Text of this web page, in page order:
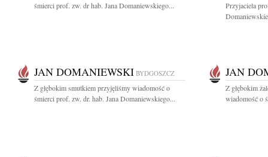
śmierci prof. zw. dr hab. Jana Domaniewskiego...
Przyjaciela
JAN DOMANIEWSKI BYDGOSZCZ
Z głębokim smutkiem przyjęliśmy wiadomość o
śmierci prof. zw. dr. hab. Jana Domaniewskiego...
JAN
Z głębokim
wiadomość o